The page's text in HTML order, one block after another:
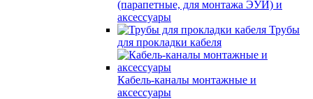
(парапетные, для монтажа ЭУИ) и
аксессуары
Трубы
для прокладки кабеля
Кабель-каналы монтажные и
аксессуары